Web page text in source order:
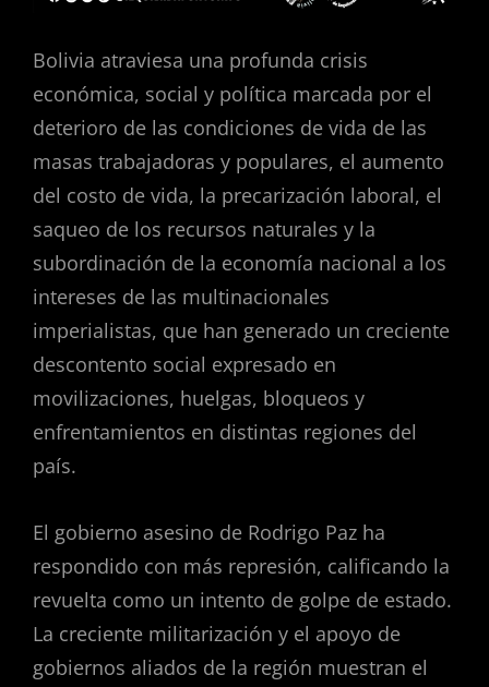
Bolivia atraviesa una profunda crisis
económica, social y política marcada por el
deterioro de las condiciones de vida de las
masas trabajadoras y populares, el aumento
del costo de vida, la precarización laboral, el
saqueo de los recursos naturales y la
subordinación de la economía nacional a los
intereses de las multinacionales
imperialistas, que han generado un creciente
descontento social expresado en
movilizaciones, huelgas, bloqueos y
enfrentamientos en distintas regiones del
país.
El gobierno asesino de Rodrigo Paz ha
respondido con más represión, calificando la
revuelta como un intento de golpe de estado.
La creciente militarización y el apoyo de
gobiernos aliados de la región muestran el